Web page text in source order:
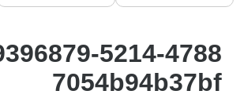
7054b94b37bf